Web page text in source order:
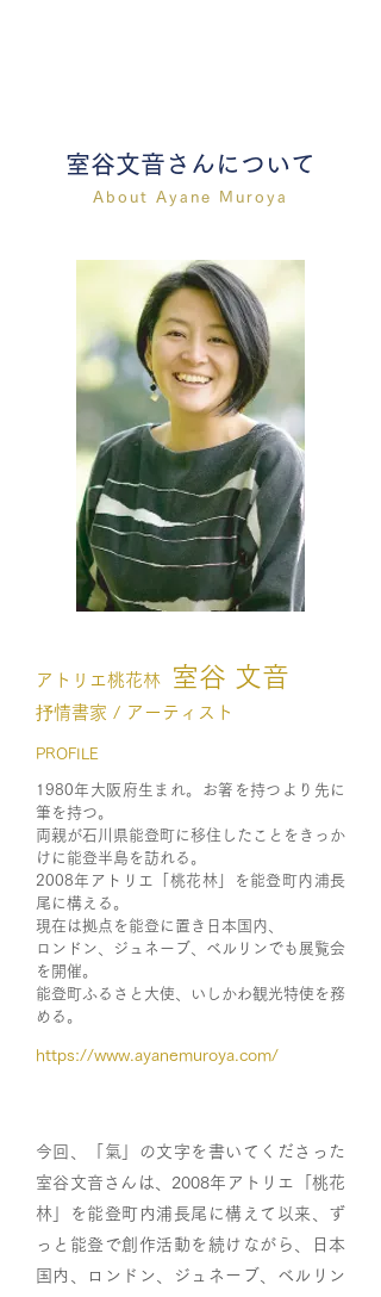
室谷文音さんについて
About Ayane Muroya
アトリエ桃花林 室谷 文音
抒情書家 / アーティスト
PROFILE
1980年大阪府生まれ。お箸を持つより先に
筆を持つ。
両親が石川県能登町に移住したことをきっか
けに能登半島を訪れる。
2008年アトリエ「桃花林」を能登町内浦長
尾に構える。
現在は拠点を能登に置き日本国内、
ロンドン、ジュネーブ、ベルリンでも展覧会
を開催。
能登町ふるさと大使、いしかわ観光特使を務
める。
https://www.ayanemuroya.com/
今回、「氣」の文字を書いてくださった
室谷文音さんは、2008年アトリエ「桃花
林」を能登町内浦長尾に構えて以来、ず
っと能登で創作活動を続けながら、日本
国内、ロンドン、ジュネーブ、ベルリン